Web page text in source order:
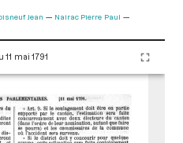
Jean
Nairac Pierre Paul
11 mai 1791